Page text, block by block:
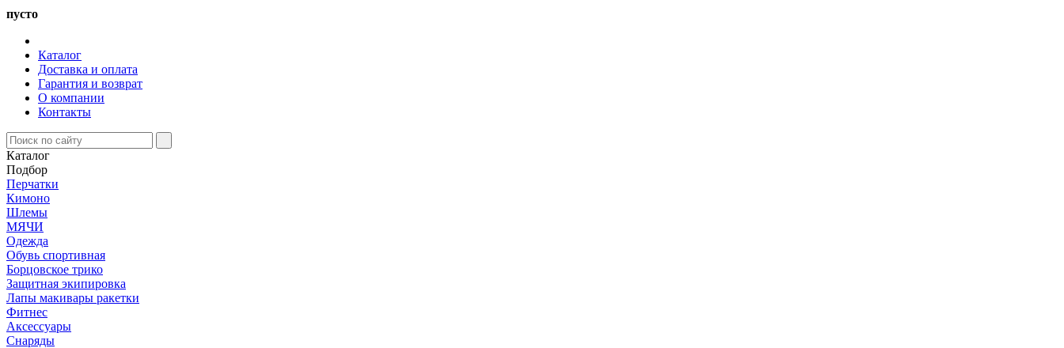
пусто
Каталог
Доставка и оплата
Гарантия и возврат
О компании
Контакты
Каталог
Подбор
Перчатки
Кимоно
Шлемы
МЯЧИ
Одежда
Обувь спортивная
Борцовское трико
Защитная экипировка
Лапы макивары ракетки
Фитнес
Аксессуары
Снаряды